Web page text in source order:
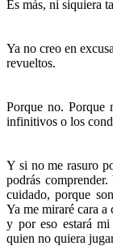
Es más, ni siquiera
Ya no creo en
revueltos.
Porque no. Porque
infinitivos o los
Y si no me rasuro
podrás
cuidado, porque
Ya me miraré cara
y por eso estará
quien no quiera